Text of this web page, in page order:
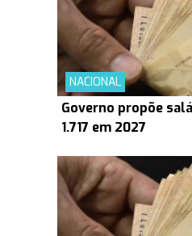
NACIONAL
Governo propõe
1.717 em 2027